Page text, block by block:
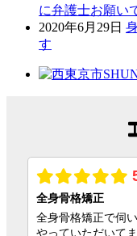
に弁護士お願い
2020年6月29日
す